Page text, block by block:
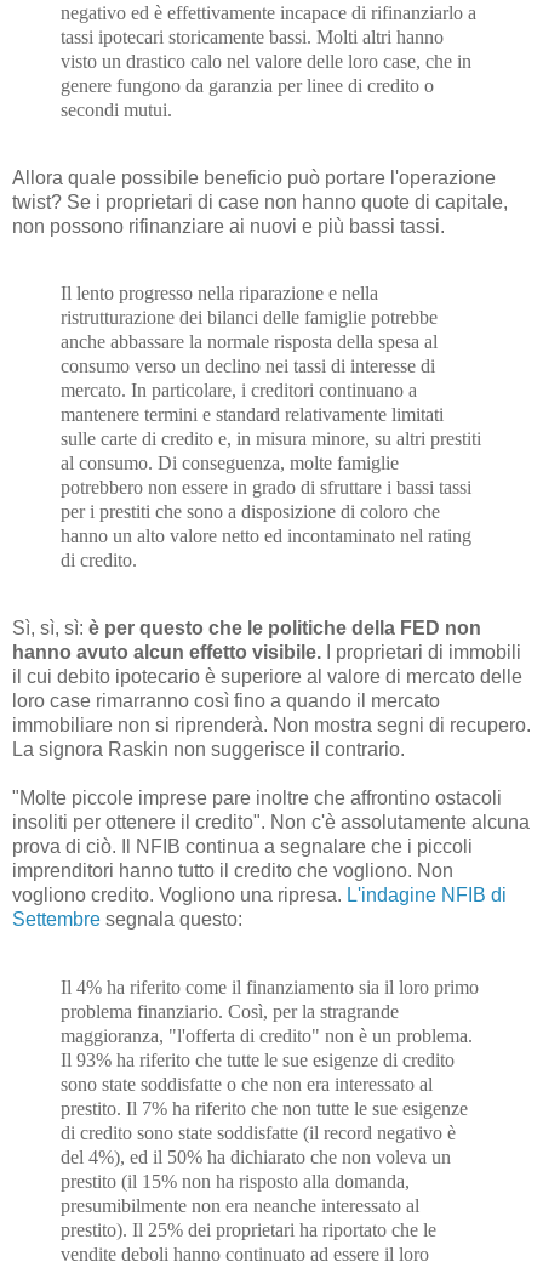
negativo ed è effettivamente incapace di rifinanziarlo a
tassi ipotecari storicamente bassi. Molti altri hanno
visto un drastico calo nel valore delle loro case, che in
genere fungono da garanzia per linee di credito o
secondi mutui.
Allora quale possibile beneficio può portare l'operazione
twist? Se i proprietari di case non hanno quote di capitale,
non possono rifinanziare ai nuovi e più bassi tassi.
Il lento progresso nella riparazione e nella
ristrutturazione dei bilanci delle famiglie potrebbe
anche abbassare la normale risposta della spesa al
consumo verso un declino nei tassi di interesse di
mercato. In particolare, i creditori continuano a
mantenere termini e standard relativamente limitati
sulle carte di credito e, in misura minore, su altri prestiti
al consumo. Di conseguenza, molte famiglie
potrebbero non essere in grado di sfruttare i bassi tassi
per i prestiti che sono a disposizione di coloro che
hanno un alto valore netto ed incontaminato nel rating
di credito.
Sì, sì, sì: è per questo che le politiche della FED non
hanno avuto alcun effetto visibile. I proprietari di immobili
il cui debito ipotecario è superiore al valore di mercato delle
loro case rimarranno così fino a quando il mercato
immobiliare non si riprenderà. Non mostra segni di recupero.
La signora Raskin non suggerisce il contrario.
"Molte piccole imprese pare inoltre che affrontino ostacoli
insoliti per ottenere il credito". Non c'è assolutamente alcuna
prova di ciò. Il NFIB continua a segnalare che i piccoli
imprenditori hanno tutto il credito che vogliono. Non
vogliono credito. Vogliono una ripresa. L'indagine NFIB di
Settembre segnala questo:
Il 4% ha riferito come il finanziamento sia il loro primo
problema finanziario. Così, per la stragrande
maggioranza, "l'offerta di credito" non è un problema.
Il 93% ha riferito che tutte le sue esigenze di credito
sono state soddisfatte o che non era interessato al
prestito. Il 7% ha riferito che non tutte le sue esigenze
di credito sono state soddisfatte (il record negativo è
del 4%), ed il 50% ha dichiarato che non voleva un
prestito (il 15% non ha risposto alla domanda,
presumibilmente non era neanche interessato al
prestito). Il 25% dei proprietari ha riportato che le
vendite deboli hanno continuato ad essere il loro